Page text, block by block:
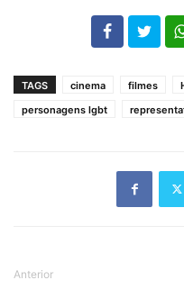
102 35
TAGS cinema filmes
personagens lgbt
Anterior